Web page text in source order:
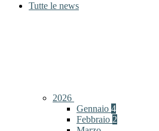
Tutte le news
2026
Gennaio 4
Febbraio 2